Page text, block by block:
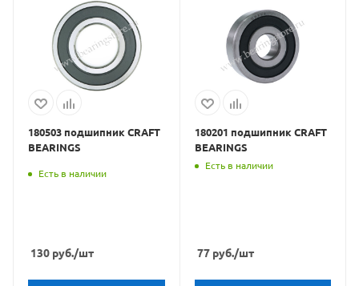
180503 подшипник CRAFT
BEARINGS
Есть в наличии
130 руб./шт
180201 подшипник CRAFT
BEARINGS
Есть в наличии
77руб./шт